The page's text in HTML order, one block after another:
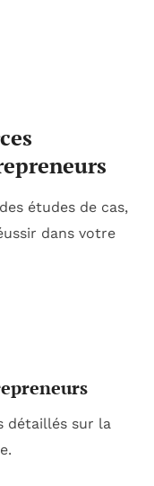
études de cas,
dans votre
détaillés sur la